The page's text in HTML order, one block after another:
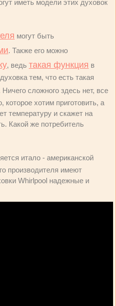
иметь модели этих духовок
могут быть
. Также его можно
, ведь такая функция в
тем, что есть такая
Ничего сложного здесь нет, все
хотим приготовить, а
температуру и скажет на
Какой же потребитель
итало - американской
производителя имеют
Whirlpool надежные и